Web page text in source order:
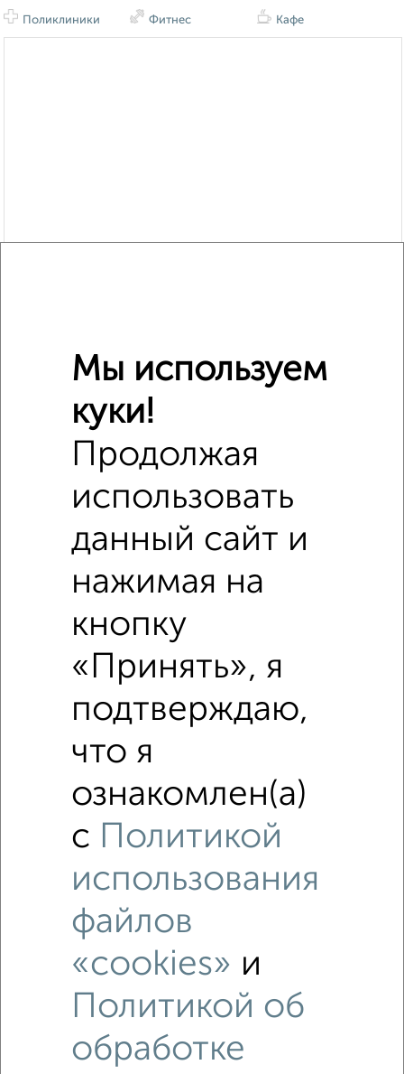
Поликлиники Фитнес Кафе
Сравнение средних цен
1‑комнатные квартиры с похожей площадью ±10%
Средняя цена район
Это предложение
Средняя цена по городу
Похожие предложения рядом
1‑комнатные квартиры недалеко от 7-я Черноголовская
Мы используем
куки!
Продолжая
использовать
данный сайт и
нажимая на
кнопку
«Принять», я
подтверждаю,
что я
ознакомлен(а)
с
Политикой
использования
файлов
«cookies» и
Политикой об
обработке